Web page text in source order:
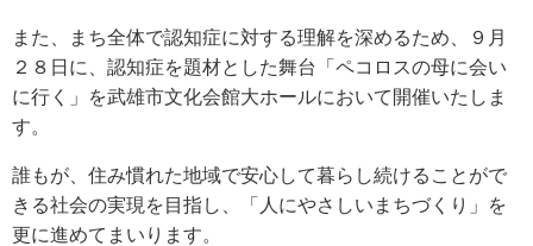
また、まち全体で認知症に対する理解を深めるため、９月
２８日に、認知症を題材とした舞台「ペコロスの母に会い
に行く」を武雄市文化会館大ホールにおいて開催いたしま
す。
誰もが、住み慣れた地域で安心して暮らし続けることがで
きる社会の実現を目指し、「人にやさしいまちづくり」を
更に進めてまいります。